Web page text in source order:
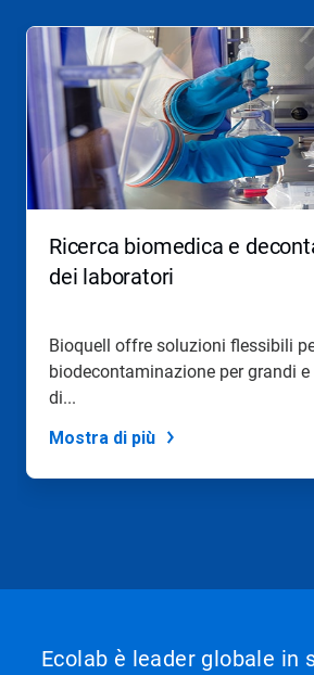
Questa
presentazione.
Utilizza
pulsanti
Seguente
Precedente
navigare,
oppure
puntini
slide.
Ricerca biomedica e
dei laboratori
Bioquell offre soluzioni flessibili
biodecontaminazione per grandi
di...
Mostra di più
Ecolab è leader globale in